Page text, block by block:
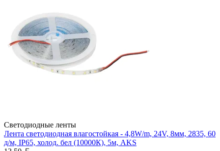
Светодиодные ленты
Лента светодиодная влагостойкая - 4,8W/m, 24V, 8мм, 2835, 60
д/м, IP65, холод. бел (10000К), 5м, AKS